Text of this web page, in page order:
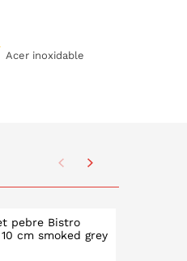
Acer inoxidable